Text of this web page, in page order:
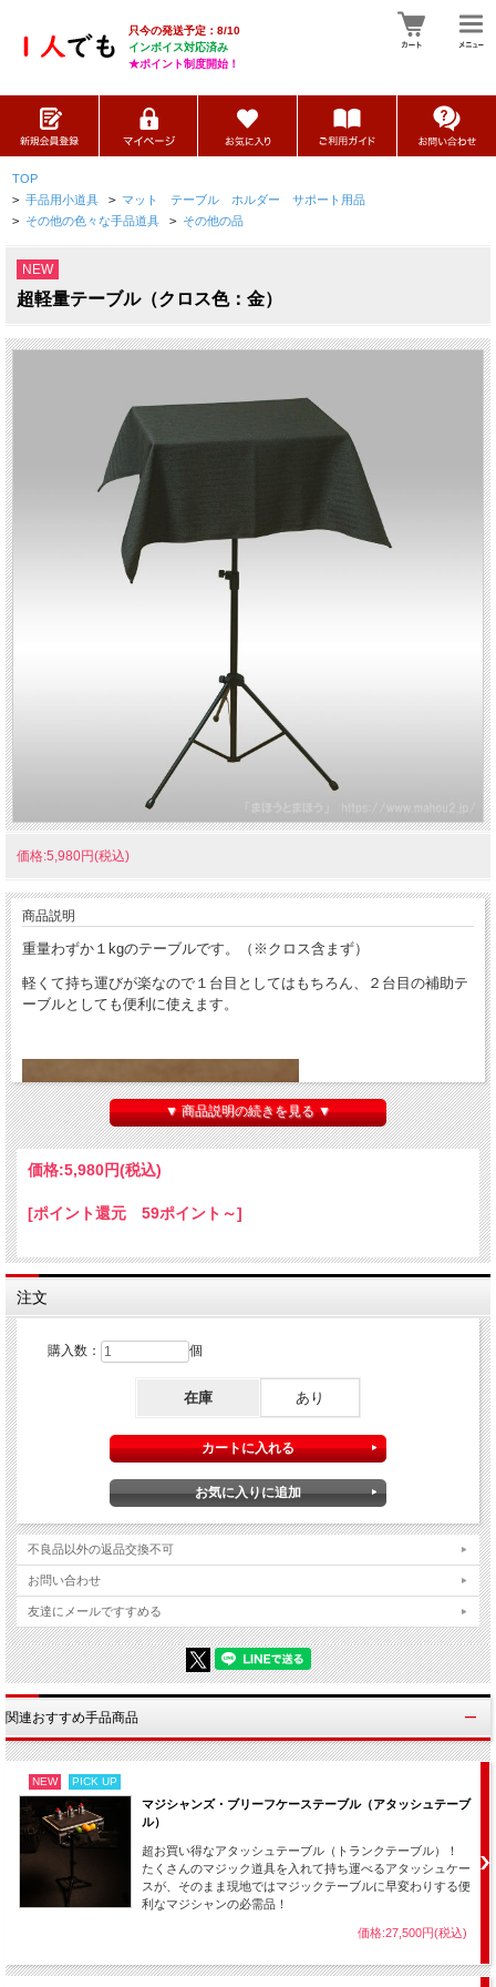
只今の発送予定：8/10
インボイス対応済み
★ポイント制度開始！
TOP
> 手品用小道具 > マット テーブル ホルダー サポート用品
> その他の色々な手品道具 > その他の品
NEW
超軽量テーブル（クロス色：金）
価格:5,980円(税込)
商品説明
重量わずか１kgのテーブルです。（※クロス含まず）
軽くて持ち運びが楽なので１台目としてはもちろん、２台目の補助テ
ーブルとしても便利に使えます。
円座で支える高級仕様。
価格は驚くほど安いですが日本メーカー製で作りはしっかりしたテー
・超軽量テーブル（天板サイズ：30×40cm 高さ：約55～90cmで調
節可）
・テーブルクロス
※テーブルクロスの色やデザインは販売時期により写真とは異なりま
す。
※組み立てもシンプルなので特に説明書類は付属しません。
▼ 商品説明の続きを見る ▼
価格:5,980円(税込)
[ポイント還元 59ポイント～]
注文
購入数： 個
在庫 あり
不良品以外の返品交換不可
お問い合わせ
友達にメールですすめる
関連おすすめ手品商品
NEW PICK UP
マジシャンズ・ブリーフケーステーブル（アタッシュテーブ
ル）
超お買い得なアタッシュテーブル（トランクテーブル）！
たくさんのマジック道具を入れて持ち運べるアタッシュケー
スが、そのまま現地ではマジックテーブルに早変わりする便
利なマジシャンの必需品！
価格:27,500円(税込)